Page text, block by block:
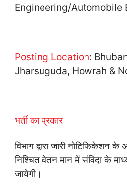
Engineering/Automobile
Posting Location:
Jharsuguda, Howrah &
भर्ती का प्रकार
विभाग द्वारा जारी नोटिफिकेशन के
निश्चित वेतन मान में संविदा के
जायेगी।